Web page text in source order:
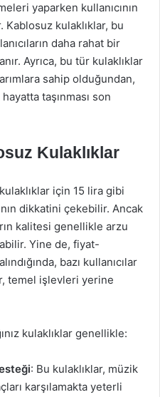
yaparken kullanıcının
Kablosuz kulaklıklar, bu
daha rahat bir
Ayrıca, bu tür kulaklıklar
sahip olduğundan,
taşınması son
Kulaklıklar
için 15 lira gibi
dikkatini çekebilir. Ancak
kalitesi genellikle arzu
Yine de, fiyat-
bazı kullanıcılar
temel işlevleri yerine
kulaklıklar genellikle:
: Bu kulaklıklar, müzik
karşılamakta yeterli